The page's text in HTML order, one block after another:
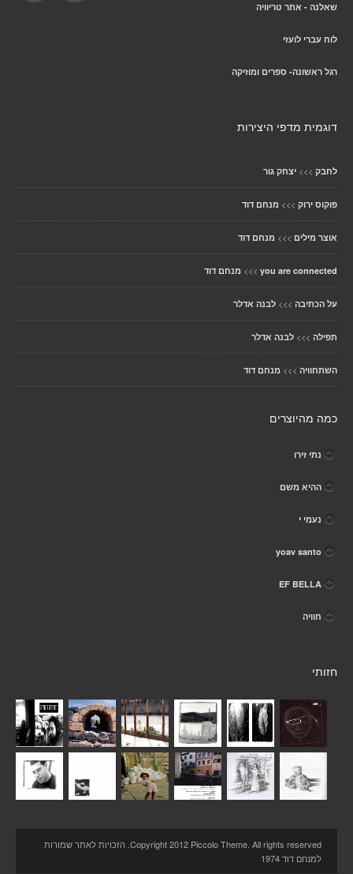
שאלנה - אתר טריוויה
לוח עברי לועזי
רגל ראשונה- ספרים ומוזיקה
דוגמית מדפי היצירות
לחבק >>> יצחק גור
פוקוס ירוק >>> מנחם דוד
אוצר מילים >>> מנחם דוד
you are connected
>>> מנחם דוד
על הכתיבה >>> לבנה אדלר
תפילה >>> לבנה אדלר
השתחוויה >>> מנחם דוד
כמה מהיוצרים
נתי זירו
ההיא משם
נעמי י
yoav santo
EF BELLA
חוויה
חזותי
Copyright 2012 Piccolo Theme. All rights reserved. הזכויות לאתר שמורות
למנחם דוד 1974